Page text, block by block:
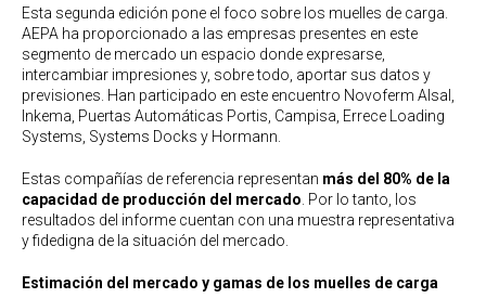
Esta segunda edición pone el foco sobre los muelles de carga.
AEPA ha proporcionado a las empresas presentes en este
segmento de mercado un espacio donde expresarse,
intercambiar impresiones y, sobre todo, aportar sus datos y
previsiones. Han participado en este encuentro Novoferm Alsal,
Inkema, Puertas Automáticas Portis, Campisa, Errece Loading
Systems, Systems Docks y Hormann.
Estas compañías de referencia representan más del 80% de la
capacidad de producción del mercado . Por lo tanto, los
resultados del informe cuentan con una muestra representativa
y fidedigna de la situación del mercado.
Estimación del mercado y gamas de los muelles de carga